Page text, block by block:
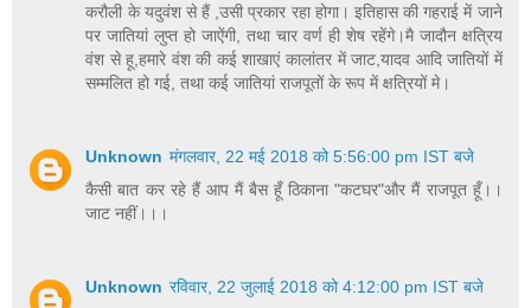
करौली के यदुवंश से हैं ,उसी प्रकार रहा होगा। इतिहास की गहराई में जाने
पर जातियां लुप्त हो जाऐंगी, तथा चार वर्ण ही शेष रहेंगे।मै जादौन क्षत्रिय
वंश से हू,हमारे वंश की कई शाखाएं कालांतर में जाट,यादव आदि जातियों में
सम्मलित हो गई, तथा कई जातियां राजपूतों के रूप में क्षत्रियों मे।
Unknown मंगलवार, 22 मई 2018 को 5:56:00 pm IST बजे
कैसी बात कर रहे हैं आप मैं बैस हूँ ठिकाना "कटघर"और मैं राजपूत हूँ।।
जाट नहीं।।।
Unknown रविवार, 22 जुलाई 2018 को 4:12:00 pm IST बजे